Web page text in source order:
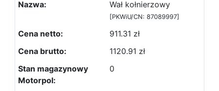
Wał kołnierzowy
[PKWiU/CN: 87089997]
911.31 zł
1120.91 zł
0